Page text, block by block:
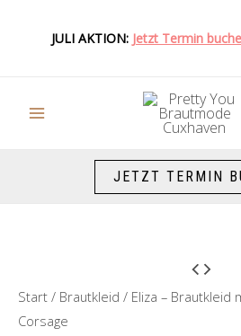
JULI AKTION: Jetzt Termin
JETZT TERMIN
Start / Brautkleid / Eliza – Brautkleid
Corsage